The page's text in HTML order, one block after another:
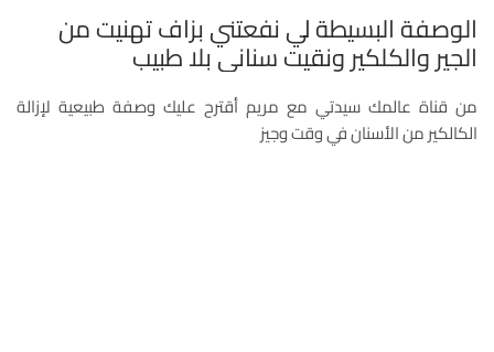
الوصفة البسيطة لي نفعتني بزاف تهنيت من
الجير والكلكير ونقيت سناني بلا طبيب
من قناة عالمك سيدتي مع مريم أقترح عليك وصفة طبيعية لإزالة
الكالكير من الأسنان في وقت وجيز